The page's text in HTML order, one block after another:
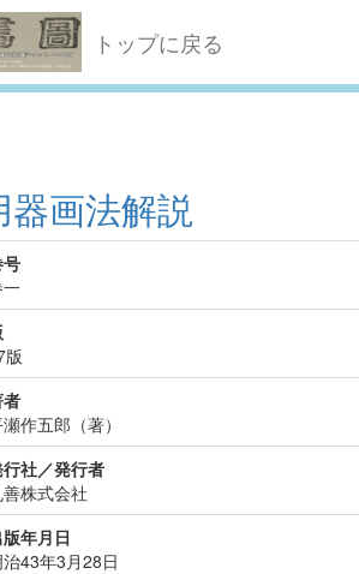
トップに戻る
器画法解説
版
作五郎（著）
社／発行者
善株式会社
版年月日
治43年3月28日